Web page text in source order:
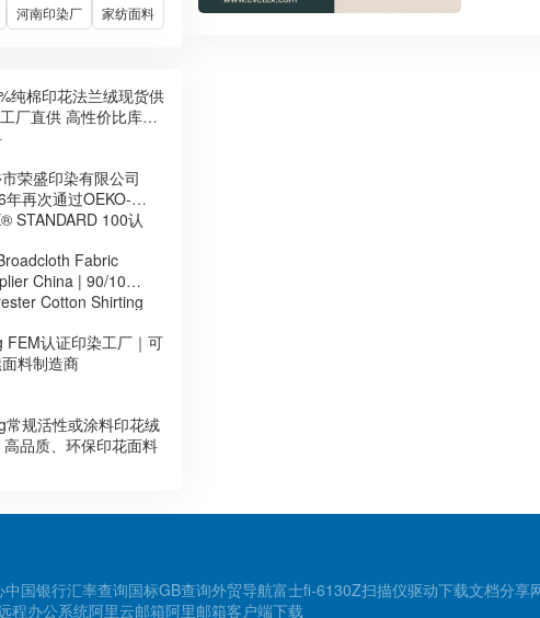
河南印染厂 家纺面料
纯棉印花法兰绒现货供
厂直供 高性价比库存
荣盛印染有限公司
年再次通过OEKO-
STANDARD 100认
力
Fabric
China | 90/10
Cotton Shirting
FEM认证印染工厂｜可
料制造商
常规活性或涂料印花绒
品质、环保印花面料
中国银行汇率查询国标GB查询外贸导航富士fi-6130Z扫描仪驱动下载文档分享
程办公系统阿里云邮箱阿里邮箱客户端下载